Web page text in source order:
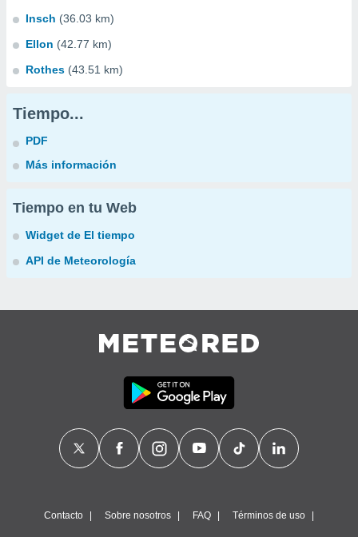
Insch (36.03 km)
Ellon (42.77 km)
Rothes (43.51 km)
Tiempo...
PDF
Más información
Tiempo en tu Web
Widget de El tiempo
API de Meteorología
Contacto Sobre nosotros FAQ Términos de uso